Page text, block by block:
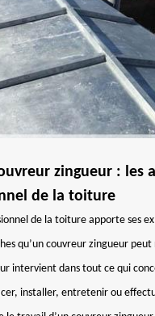
zingueur : les
de la toiture
de la toiture apporte ses
qu’un couvreur zingueur
intervient dans tout ce qui
installer, entretenir ou